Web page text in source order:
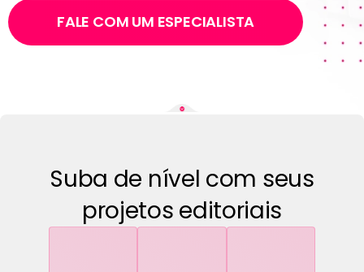
FALE COM UM ESPECIALISTA
Suba de nível com seus
projetos editoriais